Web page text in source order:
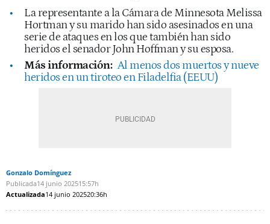
La representante a la Cámara de Minnesota Melissa
Hortman y su marido han sido asesinados en una
serie de ataques en los que también han sido
heridos el senador John Hoffman y su esposa.
Más información: Al menos dos muertos y nueve
heridos en un tiroteo en Filadelfia (EEUU)
Gonzalo Domínguez
Publicada14 junio 202515:57h
Actualizada14 junio 202520:36h